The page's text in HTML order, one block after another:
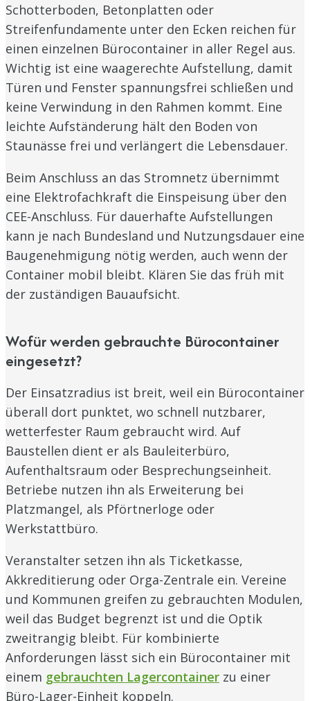
Schotterboden, Betonplatten oder
Streifenfundamente unter den Ecken reichen für
einen einzelnen Bürocontainer in aller Regel aus.
Wichtig ist eine waagerechte Aufstellung, damit
Türen und Fenster spannungsfrei schließen und
keine Verwindung in den Rahmen kommt. Eine
leichte Aufständerung hält den Boden von
Staunässe frei und verlängert die Lebensdauer.
Beim Anschluss an das Stromnetz übernimmt
eine Elektrofachkraft die Einspeisung über den
CEE-Anschluss. Für dauerhafte Aufstellungen
kann je nach Bundesland und Nutzungsdauer eine
Baugenehmigung nötig werden, auch wenn der
Container mobil bleibt. Klären Sie das früh mit
der zuständigen Bauaufsicht.
Wofür werden gebrauchte Bürocontainer
eingesetzt?
Der Einsatzradius ist breit, weil ein Bürocontainer
überall dort punktet, wo schnell nutzbarer,
wetterfester Raum gebraucht wird. Auf
Baustellen dient er als Bauleiterbüro,
Aufenthaltsraum oder Besprechungseinheit.
Betriebe nutzen ihn als Erweiterung bei
Platzmangel, als Pförtnerloge oder
Werkstattbüro.
Veranstalter setzen ihn als Ticketkasse,
Akkreditierung oder Orga-Zentrale ein. Vereine
und Kommunen greifen zu gebrauchten Modulen,
weil das Budget begrenzt ist und die Optik
zweitrangig bleibt. Für kombinierte
Anforderungen lässt sich ein Bürocontainer mit
einem gebrauchten Lagercontainer zu einer
Büro-Lager-Einheit koppeln.